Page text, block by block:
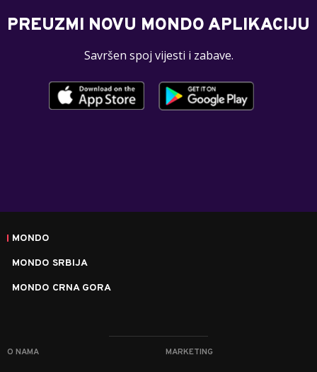
PREUZMI NOVU MONDO APLIKACIJU
Savršen spoj vijesti i zabave.
MONDO
MONDO SRBIJA
MONDO CRNA GORA
O NAMA MARKETING